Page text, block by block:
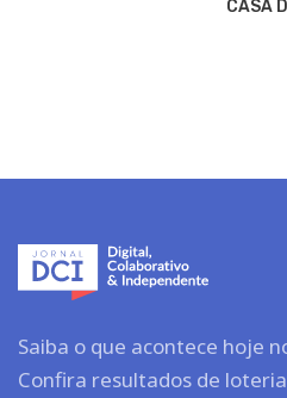
CASA
Saiba o que acontece hoje
Confira resultados de